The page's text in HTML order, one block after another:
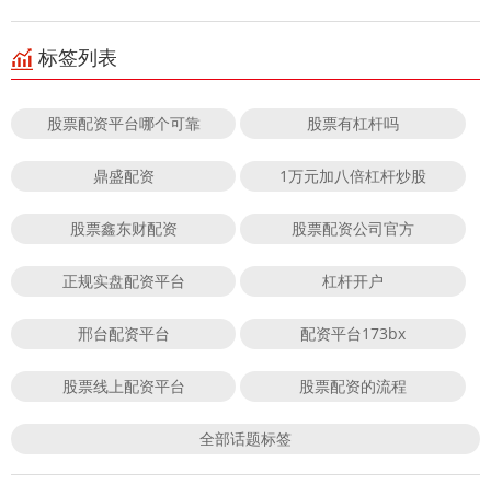
标签列表
股票配资平台哪个可靠 股票有杠杆吗
鼎盛配资 1万元加八倍杠杆炒股
股票鑫东财配资 股票配资公司官方
正规实盘配资平台 杠杆开户
邢台配资平台 配资平台173bx
股票线上配资平台 股票配资的流程
全部话题标签